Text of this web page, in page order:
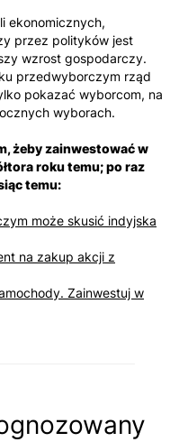
ekonomicznych,
przez polityków jest
wzrost gospodarczy.
przedwyborczym rząd
pokazać wyborcom, na
wyborach.
żeby zainwestować w
roku temu; po raz
temu:
może skusić indyjska
na zakup akcji z
Zainwestuj w